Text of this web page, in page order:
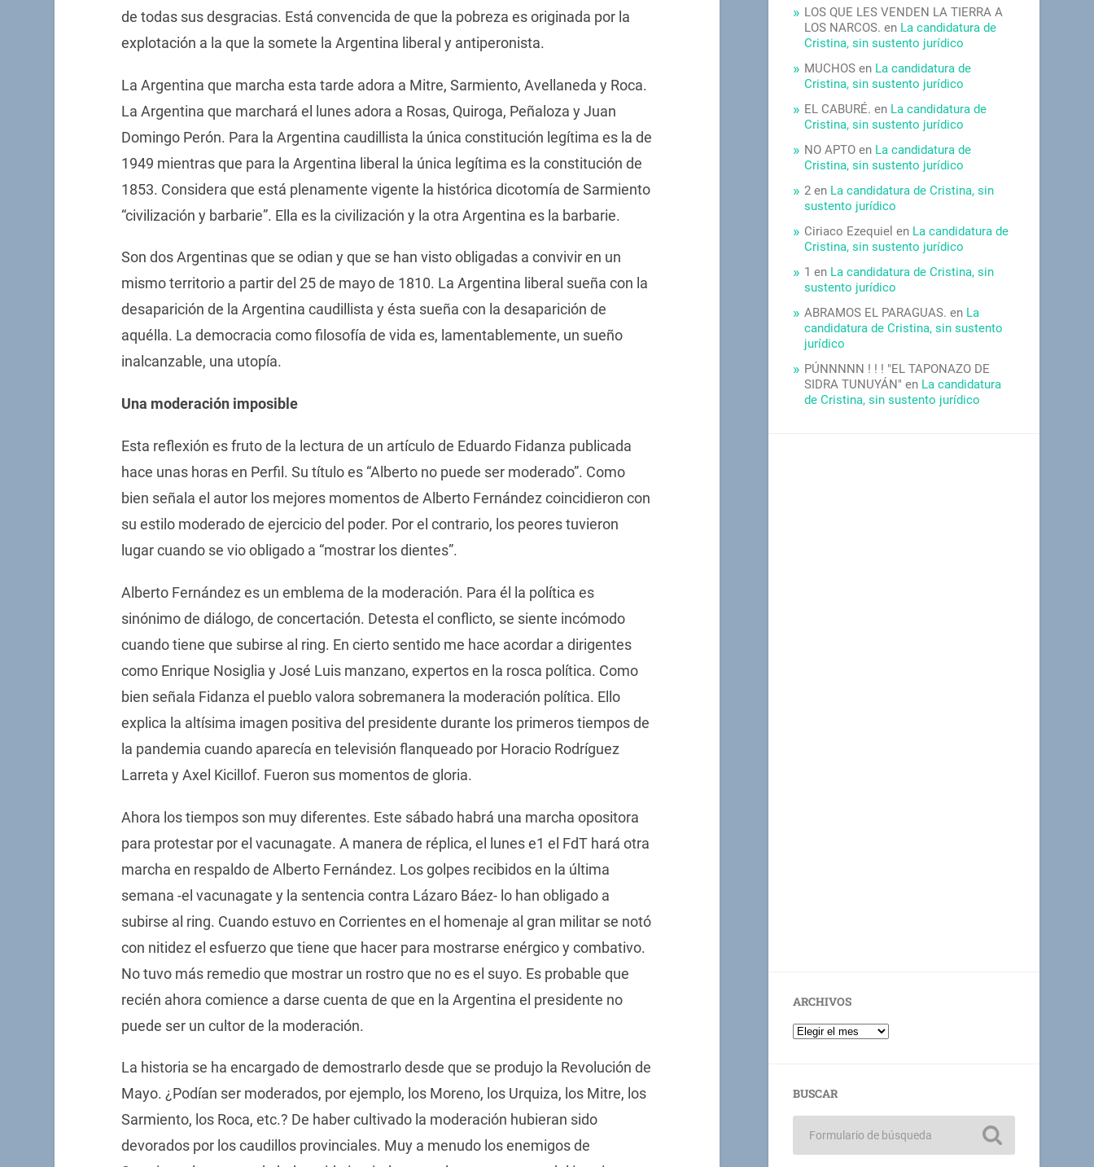
de todas sus desgracias. Está convencida de que la pobreza es originada por la
explotación a la que la somete la Argentina liberal y antiperonista.
La Argentina que marcha esta tarde adora a Mitre, Sarmiento, Avellaneda y Roca.
La Argentina que marchará el lunes adora a Rosas, Quiroga, Peñaloza y Juan
Domingo Perón. Para la Argentina caudillista la única constitución legítima es la de
1949 mientras que para la Argentina liberal la única legítima es la constitución de
1853. Considera que está plenamente vigente la histórica dicotomía de Sarmiento
“civilización y barbarie”. Ella es la civilización y la otra Argentina es la barbarie.
Son dos Argentinas que se odian y que se han visto obligadas a convivir en un
mismo territorio a partir del 25 de mayo de 1810. La Argentina liberal sueña con la
desaparición de la Argentina caudillista y ésta sueña con la desaparición de
aquélla. La democracia como filosofía de vida es, lamentablemente, un sueño
inalcanzable, una utopía.
Una moderación imposible
Esta reflexión es fruto de la lectura de un artículo de Eduardo Fidanza publicada
hace unas horas en Perfil. Su título es “Alberto no puede ser moderado”. Como
bien señala el autor los mejores momentos de Alberto Fernández coincidieron con
su estilo moderado de ejercicio del poder. Por el contrario, los peores tuvieron
lugar cuando se vio obligado a “mostrar los dientes”.
Alberto Fernández es un emblema de la moderación. Para él la política es
sinónimo de diálogo, de concertación. Detesta el conflicto, se siente incómodo
cuando tiene que subirse al ring. En cierto sentido me hace acordar a dirigentes
como Enrique Nosiglia y José Luis manzano, expertos en la rosca política. Como
bien señala Fidanza el pueblo valora sobremanera la moderación política. Ello
explica la altísima imagen positiva del presidente durante los primeros tiempos de
la pandemia cuando aparecía en televisión flanqueado por Horacio Rodríguez
Larreta y Axel Kicillof. Fueron sus momentos de gloria.
Ahora los tiempos son muy diferentes. Este sábado habrá una marcha opositora
para protestar por el vacunagate. A manera de réplica, el lunes e1 el FdT hará otra
marcha en respaldo de Alberto Fernández. Los golpes recibidos en la última
semana -el vacunagate y la sentencia contra Lázaro Báez- lo han obligado a
subirse al ring. Cuando estuvo en Corrientes en el homenaje al gran militar se notó
con nitidez el esfuerzo que tiene que hacer para mostrarse enérgico y combativo.
No tuvo más remedio que mostrar un rostro que no es el suyo. Es probable que
recién ahora comience a darse cuenta de que en la Argentina el presidente no
puede ser un cultor de la moderación.
La historia se ha encargado de demostrarlo desde que se produjo la Revolución de
Mayo. ¿Podían ser moderados, por ejemplo, los Moreno, los Urquiza, los Mitre, los
Sarmiento, los Roca, etc.? De haber cultivado la moderación hubieran sido
devorados por los caudillos provinciales. Muy a menudo los enemigos de
LOS QUE LES VENDEN LA TIERRA A
LOS NARCOS. en La candidatura de
Cristina, sin sustento jurídico
MUCHOS en La candidatura de
Cristina, sin sustento jurídico
EL CABURÉ. en La candidatura de
Cristina, sin sustento jurídico
NO APTO en La candidatura de
Cristina, sin sustento jurídico
2 en La candidatura de Cristina, sin
sustento jurídico
Ciriaco Ezequiel en La candidatura de
Cristina, sin sustento jurídico
1 en La candidatura de Cristina, sin
sustento jurídico
ABRAMOS EL PARAGUAS. en La
candidatura de Cristina, sin sustento
jurídico
PÚNNNNN ! ! ! "EL TAPONAZO DE
SIDRA TUNUYÁN" en La candidatura
de Cristina, sin sustento jurídico
ARCHIVOS
BUSCAR